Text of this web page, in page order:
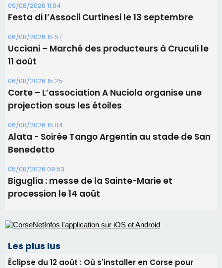
09/08/2026 11:04
Festa di l’Associi Curtinesi le 13 septembre
06/08/2026 15:57
Ucciani – Marché des producteurs à Cruculi le
11 août
06/08/2026 15:25
Corte – L’association A Nuciola organise une
projection sous les étoiles
06/08/2026 15:04
Alata - Soirée Tango Argentin au stade de San
Benedetto
05/08/2026 09:53
Biguglia : messe de la Sainte-Marie et
procession le 14 août
Les plus lus
Éclipse du 12 août : Où s'installer en Corse pour